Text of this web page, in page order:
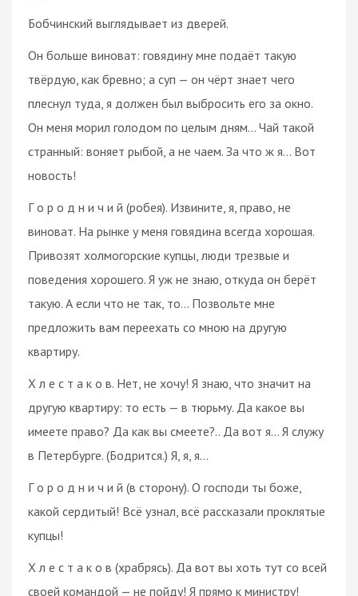
Бобчинский выглядывает из дверей.
Он больше виноват: говядину мне подаёт такую
твёрдую, как бревно; а суп — он чёрт знает чего
плеснул туда, я должен был выбросить его за окно.
Он меня морил голодом по целым дням… Чай такой
странный: воняет рыбой, а не чаем. За что ж я… Вот
новость!
Г о р о д н и ч и й (робея). Извините, я, право, не
виноват. На рынке у меня говядина всегда хорошая.
Привозят холмогорские купцы, люди трезвые и
поведения хорошего. Я уж не знаю, откуда он берёт
такую. А если что не так, то… Позвольте мне
предложить вам переехать со мною на другую
квартиру.
Х л е с т а к о в. Нет, не хочу! Я знаю, что значит на
другую квартиру: то есть — в тюрьму. Да какое вы
имеете право? Да как вы смеете?.. Да вот я… Я служу
в Петербурге. (Бодрится.) Я, я, я…
Г о р о д н и ч и й (в сторону). О господи ты боже,
какой сердитый! Всё узнал, всё рассказали проклятые
купцы!
Х л е с т а к о в (храбрясь). Да вот вы хоть тут со всей
своей командой — не пойду! Я прямо к министру!